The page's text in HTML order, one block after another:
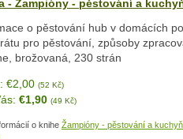
- Žampióny - pěstování a
o pěstování hub v domácích
pro pěstování, způsoby
brožovaná, 230 strán
€2,00 (52 Kč)
€1,90 (49 Kč)
o knihe Žampióny - pěstování a